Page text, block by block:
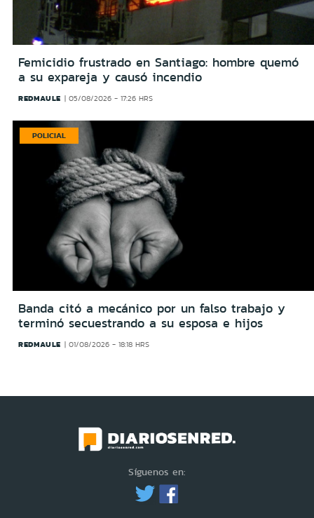
Femicidio frustrado en Santiago: hombre quemó
a su expareja y causó incendio
REDMAULE 05/08/2026 - 17:26 HRS
POLICIAL
Banda citó a mecánico por un falso trabajo y
terminó secuestrando a su esposa e hijos
REDMAULE 01/08/2026 - 18:18 HRS
Síguenos en: